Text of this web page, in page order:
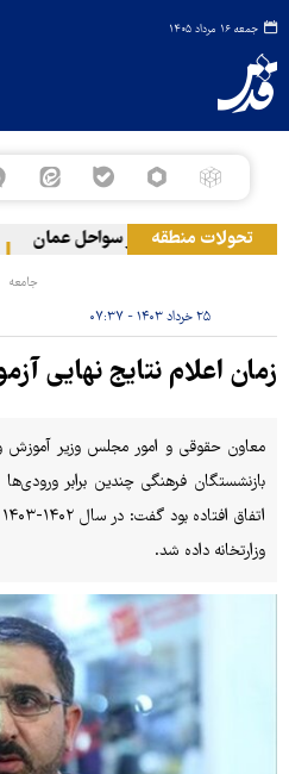
جمعه ۱۶ مرداد ۱۴۰۵
تحولات منطقه
حادثه دریایی در سواحل عمان
جامعه
۲۵ خرداد ۱۴۰۳ - ۰۷:۳۷
زمان اعلام نتایج نهایی
معاون حقوقی و امور مجلس وزیر آموزش
بازنشستگان فرهنگی چندین برابر
وزارتخانه داده شد.